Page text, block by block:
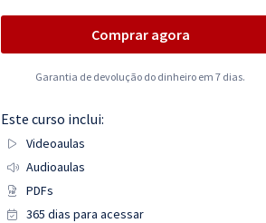
Comprar agora
Garantia de devolução do dinheiro em 7 dias.
Este curso inclui:
Videoaulas
Audioaulas
PDFs
365 dias para acessar